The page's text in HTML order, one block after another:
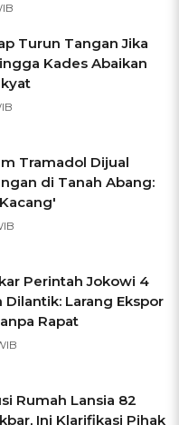
Turun Tangan Jika
Kades Abaikan
Tramadol Dijual
di Tanah Abang:
Perintah Jokowi 4
Dilantik: Larang Ekspor
Rapat
Rumah Lansia 82
Ini Klarifikasi Pihak